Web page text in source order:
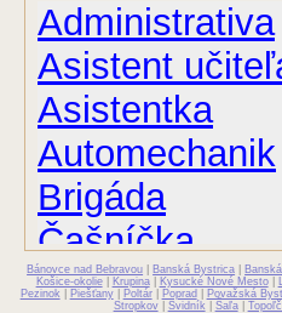
Administrativa
Asistent
Asistentka
Automechanik
Brigáda
Čašníčka
Čašník
Bánovce nad Bebravou Banská Bystrica
Košice-okolie| Krupina| Kysucké Nové Mesto|
Pezinok
Piešťany| Poltár| Poprad Považská
Stropkov| Svidník Šaľa|